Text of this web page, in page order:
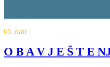
05 Juni
O B A V J E Š T E